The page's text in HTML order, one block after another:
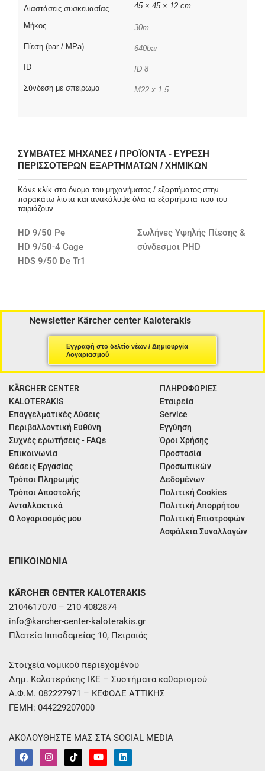
Διαστάσεις συσκευασίας 45 × 45 × 12 cm
Μήκος 30m
Πίεση (bar / MPa) 640bar
ID ID 8
Σύνδεση με σπείρωμα M22 x 1,5
ΣΥΜΒΑΤΈΣ ΜΗΧΑΝΈΣ / ΠΡΟΪΌΝΤΑ - ΕΎΡΕΣΗ
ΠΕΡΙΣΣΌΤΕΡΩΝ ΕΞΑΡΤΗΜΆΤΩΝ / ΧΗΜΙΚΏΝ
Κάνε κλίκ στο όνομα του μηχανήματος / εξαρτήματος στην
παρακάτω λίστα και ανακάλυψε όλα τα εξαρτήματα που του
ταιριάζουν
HD 9/50 Pe
HD 9/50-4 Cage
HDS 9/50 De Tr1
Σωλήνες Υψηλής Πίεσης &
σύνδεσμοι PHD
Newsletter Kärcher center Kaloterakis
Εγγραφή στο δελτίο νέων / Δημιουργία
Λογαριασμού
KÄRCHER CENTER
KALOTERAKIS
Επαγγελματικές Λύσεις
Περιβαλλοντική Ευθύνη
Συχνές ερωτήσεις - FAQs
Επικοινωνία
Θέσεις Εργασίας
Τρόποι Πληρωμής
Τρόποι Αποστολής
Ανταλλακτικά
Ο λογαριασμός μου
ΠΛΗΡΟΦΟΡΙΕΣ
Εταιρεία
Service
Εγγύηση
Όροι Χρήσης
Προστασία
Προσωπικών
Δεδομένων
Πολιτική Cookies
Πολιτική Απορρήτου
Πολιτική Επιστροφών
Ασφάλεια Συναλλαγών
ΕΠΙΚΟΙΝΩΝΙΑ
KÄRCHER CENTER KALOTERAKIS
2104617070 – 210 4082874
info@karcher-center-kaloterakis.gr
Πλατεία Ιπποδαμείας 10, Πειραιάς
Στοιχεία νομικού περιεχομένου
Δημ. Καλοτεράκης ΙΚΕ – Συστήματα καθαρισμού
Α.Φ.Μ. 082227971 – ΚΕΦΟΔΕ ΑΤΤΙΚΗΣ
ΓΕΜΗ: 044229207000
ΑΚΟΛΟΥΘΗΣΤΕ ΜΑΣ ΣΤΑ SOCIAL MEDIA
F
a
I
n
T
i
Y
o
L
i